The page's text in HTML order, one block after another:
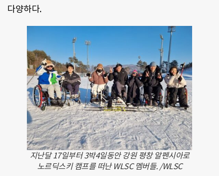
다양하다.
지난달 17일부터 3박4일동안 강원 평창 알펜시아로
노르딕스키 캠프를 떠난 WLSC 멤버들. /WLSC